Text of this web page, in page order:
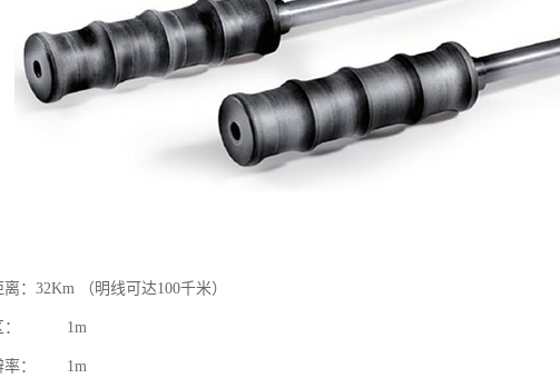
：32Km （明线可达100千米）
区： 1m
率： 1m